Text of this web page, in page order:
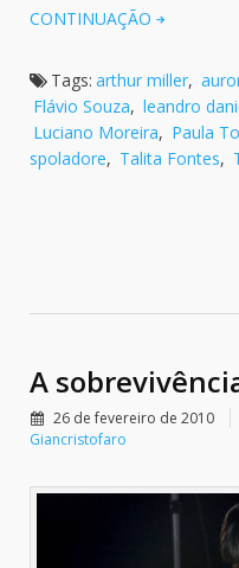
CONTINUAÇÃO
Tags: arthur miller,
Flávio Souza, leandro
Luciano Moreira, Paula
spoladore, Talita Fontes,
A
26 de fevereiro de 2010
Giancristofaro